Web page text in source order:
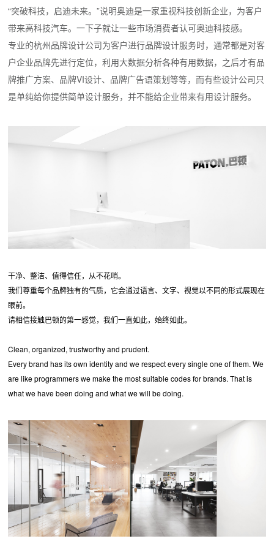
“突破科技，启迪未来。”说明奥迪是一家重视科技创新企业，为客户
带来高科技汽车。一下子就让一些市场消费者认可奥迪科技感。
专业的杭州品牌设计公司为客户进行品牌设计服务时，通常都是对客
户企业品牌先进行定位，利用大数据分析各种有用数据，之后才有品
牌推广方案、品牌VI设计、品牌广告语策划等等，而有些设计公司只
是单纯给你提供简单设计服务，并不能给企业带来有用设计服务。
干净、整洁、值得信任，从不花哨。
我们尊重每个品牌独有的气质，它会通过语言、文字、视觉以不同的形式展现在
眼前。
请相信接触巴顿的第一感觉，我们一直如此，始终如此。
Clean, organized, trustworthy and prudent.
Every brand has its own identity and we respect every single one of them. We
are like programmers we make the most suitable codes for brands. That is
what we have been doing and what we will be doing.